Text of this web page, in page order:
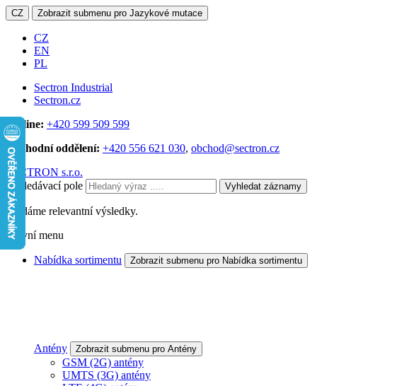
CZ Zobrazit submenu pro Jazykové mutace
CZ
EN
PL
Sectron Industrial
Sectron.cz
Hotline: +420 599 509 599
Obchodní oddělení: +420 556 621 030, obchod@sectron.cz
SECTRON s.r.o.
Vyhledávací pole
Vyhledat záznamy
Hledáme relevantní výsledky.
Hlavní menu
Nabídka sortimentu Zobrazit submenu pro Nabídka sortimentu
Antény Zobrazit submenu pro Antény
GSM (2G) antény
UMTS (3G) antény